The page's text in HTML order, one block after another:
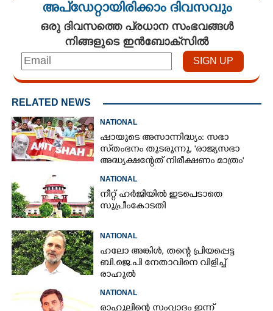
അപ്ഡേറ്റായിരിക്കാം ദിവസവും
ഒരു ദിവസത്തെ പ്രധാന സംഭവങ്ങൾ
നിങ്ങളുടെ ഇൻബോക്സിൽ
RELATED NEWS
NATIONAL
ഷായുടെ അസാന്നിദ്ധ്യം: സഭാ
സ്‌തംഭനം തുടരുന്നു, 'രാജ്യസഭാ
അദ്ധ്യക്ഷന്റേത് നിരീക്ഷണം മാത്രം'
NATIONAL
നീറ്റ് ഹർജിയിൽ ഇടപെടാതെ
സുപ്രീംകോടതി
NATIONAL
ഹലോ അങ്കിൾ,​ തന്റെ പ്രിയപ്പെട്ട
ബി.ജെ.പി നേതാവിനെ വിളിച്ച്
രാഹുൽ
NATIONAL